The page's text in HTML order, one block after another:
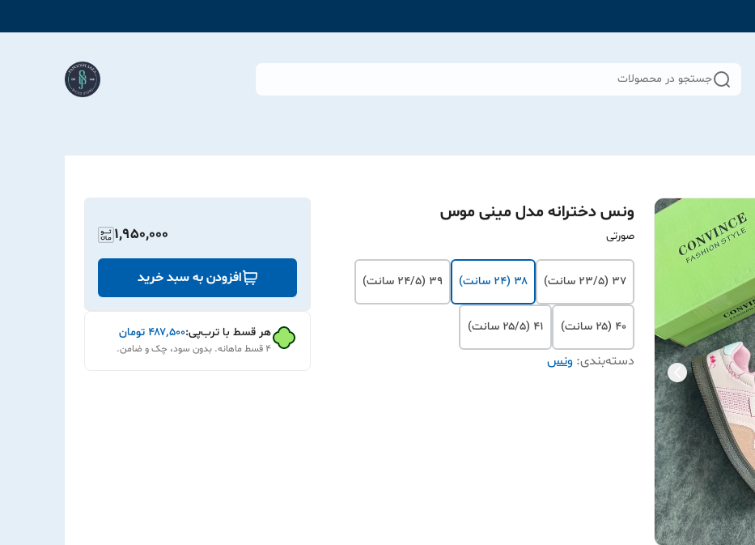
جستجو در محصولات
ونس دخترانه مدل مینی موس
صورتی
۳۷ (۲۳/۵ سانت) ۳۸ (۲۴ سانت) ۳۹ (۲۴/۵ سانت)
۴۰ (۲۵ سانت) ۴۱ (۲۵/۵ سانت)
دسته‌بندی: ونس
1,950,000
افزودن به سبد خرید
هر قسط با ترب‌پی:۴۸۷٬۵۰۰ تومان
۴ قسط ماهانه. بدون سود، چک و ضامن.